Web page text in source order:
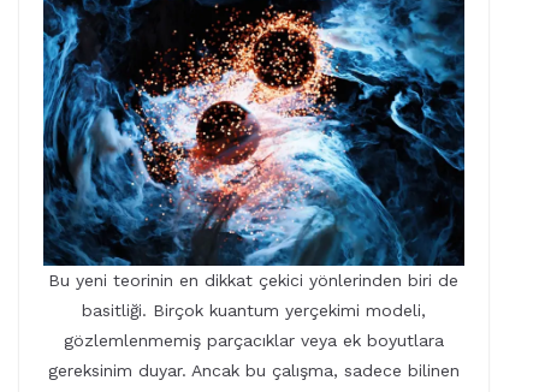
Bu yeni teorinin en dikkat çekici yönlerinden biri de
basitliği. Birçok kuantum yerçekimi modeli,
gözlemlenmemiş parçacıklar veya ek boyutlara
gereksinim duyar. Ancak bu çalışma, sadece bilinen